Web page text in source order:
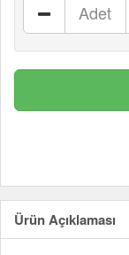
Adet
Ürün Açıklaması